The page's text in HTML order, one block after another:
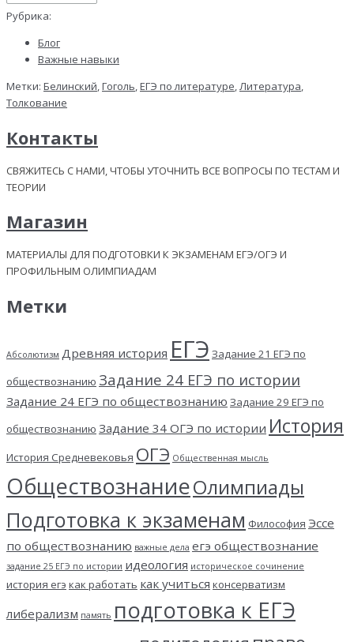
Рубрика:
Блог
Важные навыки
Метки: Белинский,Гоголь,ЕГЭ по литературе,Литература,
Толкование
Контакты
СВЯЖИТЕСЬ С НАМИ, ЧТОБЫ УТОЧНИТЬ ВСЕ ВОПРОСЫ ПО ТЕСТАМ И
ТЕОРИИ
Магазин
МАТЕРИАЛЫ ДЛЯ ПОДГОТОВКИ К ЭКЗАМЕНАМ ЕГЭ/ОГЭ И
ПРОФИЛЬНЫМ ОЛИМПИАДАМ
Метки
Абсолютизм Древняя история ЕГЭ Задание 21 ЕГЭ по
обществознанию Задание 24 ЕГЭ по истории
Задание 24 ЕГЭ по обществознанию Задание 29 ЕГЭ по
обществознанию Задание 34 ОГЭ по истории История
История Средневековья ОГЭ Общественная мысль
ОбществознаниеОлимпиады
Подготовка к экзаменам Философия Эссе
по обществознанию важные дела егэ обществознание
задание 25 ЕГЭ по истории идеология историческое сочинение
история егэ как работать как учиться консерватизм
либерализм память подготовка к ЕГЭ